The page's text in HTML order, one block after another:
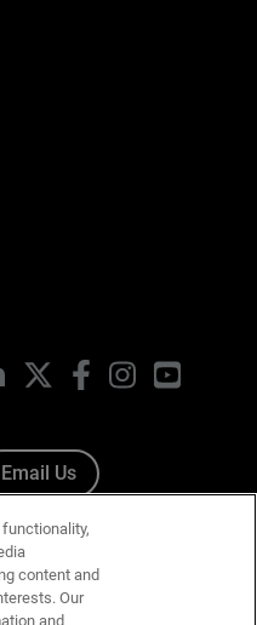
LinkedIn FacebookInstagramYouTube
Email Us
content and
Our
and